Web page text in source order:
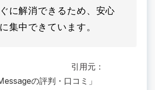
に解消できるため、安心
集中できています。
元：
の評判・口コミ」